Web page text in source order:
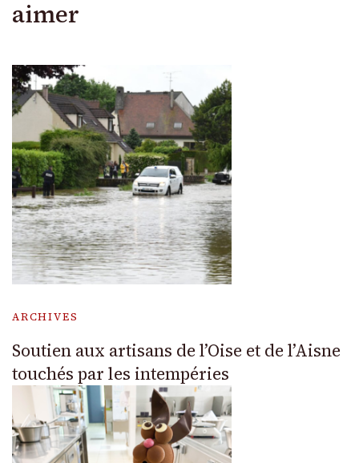
aimer
ARCHIVES
Soutien aux artisans de l’Oise et de l’Aisne
touchés par les intempéries